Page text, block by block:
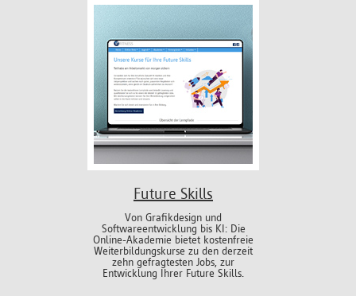
Future Skills
Von Grafikdesign und
Softwareentwicklung bis KI: Die
Online-Akademie bietet kostenfreie
Weiterbildungskurse zu den derzeit
zehn gefragtesten Jobs, zur
Entwicklung Ihrer Future Skills.